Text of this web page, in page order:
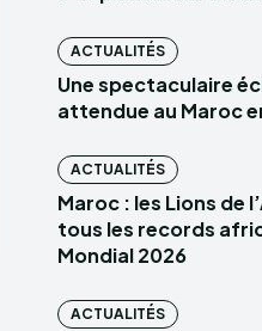
ACTUALITÉS
Une spectaculaire
attendue au Maroc
ACTUALITÉS
Maroc : les Lions de
tous les records
Mondial 2026
ACTUALITÉS